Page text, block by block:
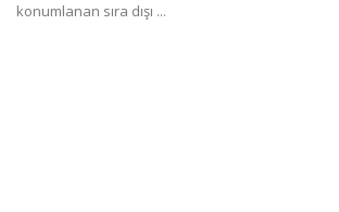
konumlanan sıra dışı ...